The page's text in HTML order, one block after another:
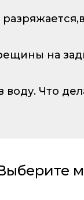
на
воду. Что